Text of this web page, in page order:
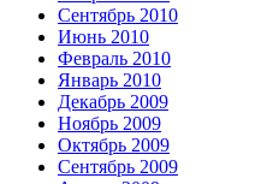
Сентябрь 2010
Июнь 2010
Февраль 2010
Январь 2010
Декабрь 2009
Ноябрь 2009
Октябрь 2009
Сентябрь 2009